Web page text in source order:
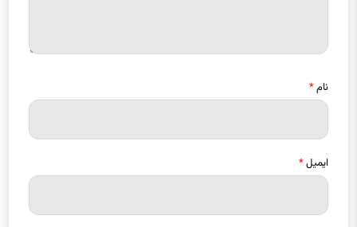
نام*
ایمیل*